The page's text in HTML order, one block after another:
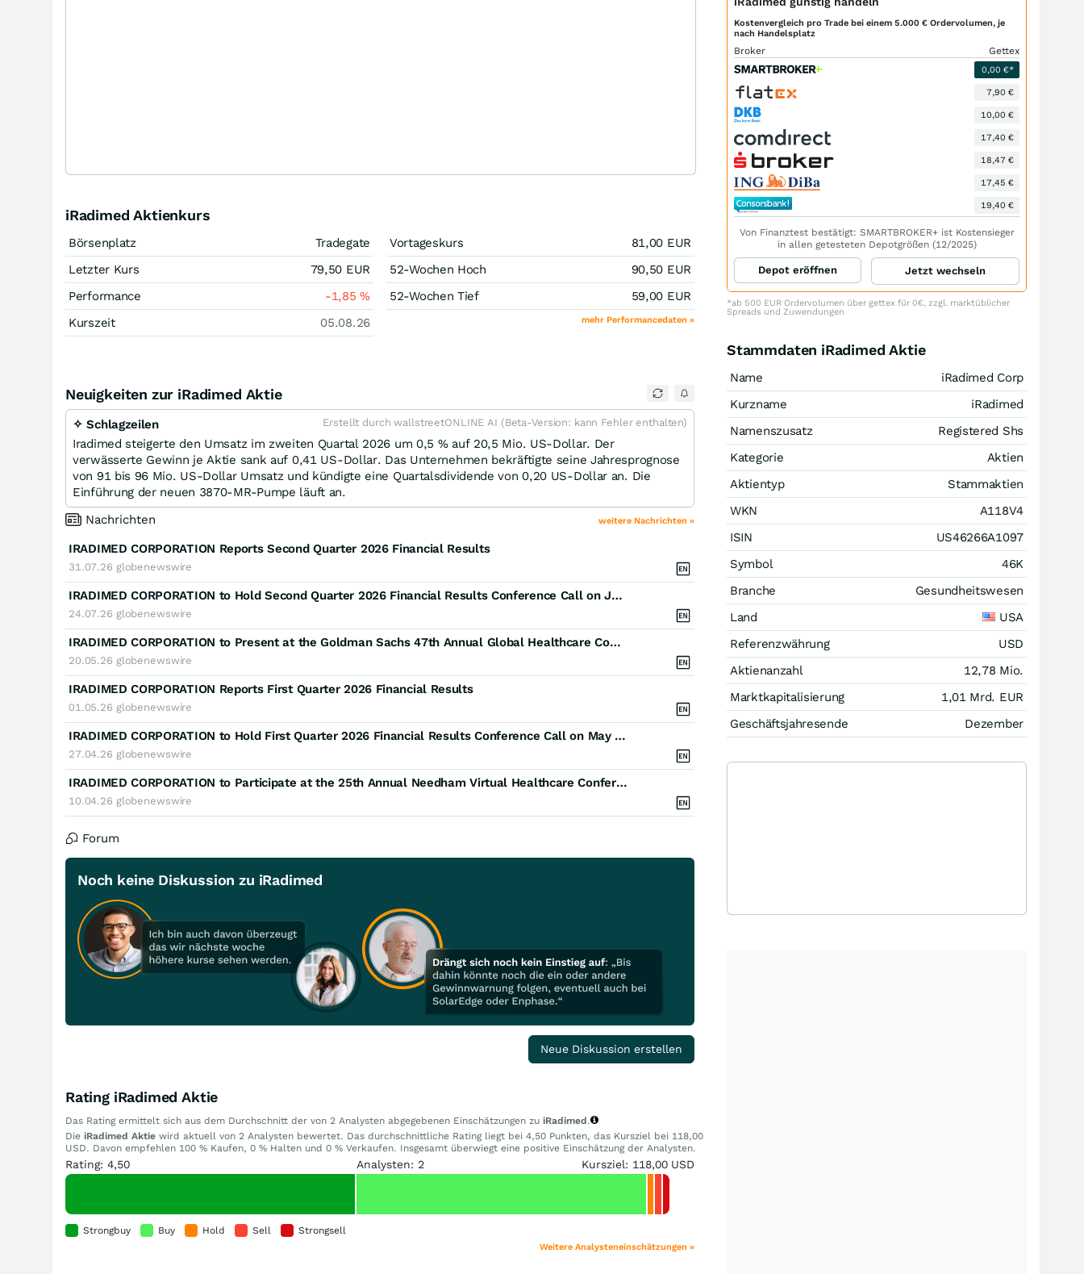
iRadimed Aktienkurs
Börsenplatz
Tradegate
Letzter Kurs
79,50 EUR
Performance
-1,85%
Kurszeit
05.08.26
Vortageskurs 81,00 EUR
52-Wochen Hoch
90,50 EUR
52-Wochen Tief
59,00 EUR
mehr Performancedaten »
Neuigkeiten zur iRadimed Aktie
✧ Schlagzeilen Erstellt durch wallstreetONLINE AI (Beta-Version: kann Fehler enthalten)
Iradimed steigerte den Umsatz im zweiten Quartal 2026 um 0,5 % auf 20,5 Mio. US-Dollar. Der
verwässerte Gewinn je Aktie sank auf 0,41 US-Dollar. Das Unternehmen bekräftigte seine Jahresprognose
von 91 bis 96 Mio. US-Dollar Umsatz und kündigte eine Quartalsdividende von 0,20 US-Dollar an. Die
Einführung der neuen 3870-MR-Pumpe läuft an.
Nachrichten
weitere Nachrichten »
IRADIMED CORPORATION Reports Second Quarter 2026 Financial Results
31.07.26 globenewswire
IRADIMED CORPORATION to Hold Second Quarter 2026 Financial Results Conference Call on July 31, 2026
24.07.26 globenewswire
IRADIMED CORPORATION to Present at the Goldman Sachs 47th Annual Global Healthcare Conference
20.05.26 globenewswire
IRADIMED CORPORATION Reports First Quarter 2026 Financial Results
01.05.26 globenewswire
IRADIMED CORPORATION to Hold First Quarter 2026 Financial Results Conference Call on May 1, 2026
27.04.26 globenewswire
IRADIMED CORPORATION to Participate at the 25th Annual Needham Virtual Healthcare Conference
10.04.26 globenewswire
Forum
Noch keine Diskussion zu iRadimed
Neue Diskussion erstellen
Rating iRadimed Aktie
Das Rating ermittelt sich aus dem Durchschnitt der von 2 Analysten abgegebenen Einschätzungen zu iRadimed.
Die iRadimed Aktie wird aktuell von 2 Analysten bewertet. Das durchschnittliche Rating liegt bei 4,50 Punkten, das Kursziel bei 118,00
USD. Davon empfehlen 100 % Kaufen, 0 % Halten und 0 % Verkaufen. Insgesamt überwiegt eine positive Einschätzung der Analysten.
Rating: 4,50 Analysten: 2 Kursziel: 118,00 USD
Strongbuy Buy Hold Sell Strongsell
Weitere Analysteneinschätzungen »
Kostenvergleich pro Trade bei einem 5.000 € Ordervolumen, je
nach Handelsplatz
Broker Gettex
0,00 €*
7,90 €
10,00 €
17,40 €
18,47 €
17,45 €
19,40 €
Von Finanztest bestätigt: SMARTBROKER+ ist Kostensieger
in allen getesteten Depotgrößen (12/2025)
Depot eröffnen Jetzt wechseln
*ab 500 EUR Ordervolumen über gettex für 0€, zzgl. marktüblicher
Spreads und Zuwendungen
Stammdaten iRadimed Aktie
Name
iRadimed Corp
Kurzname
iRadimed
Namenszusatz
Registered Shs
Kategorie
Aktien
Aktientyp
Stammaktien
WKN
A118V4
ISIN
US46266A1097
Symbol
46K
Branche
Gesundheitswesen
Land
USA
Referenzwährung
USD
Aktienanzahl
12,78 Mio.
Marktkapitalisierung
1,01 Mrd. EUR
Geschäftsjahresende
Dezember